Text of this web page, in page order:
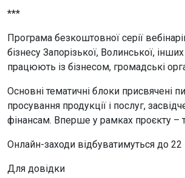
***
Програма безкоштовної серії
бізнесу Запорізької, Волинської,
працюють із бізнесом, громадські
Основні тематичні блоки присвячені
просування продукції і послуг,
фінансам. Вперше у рамках проєкту –
Онлайн-заходи відбуватимуться до 22
Для довідки